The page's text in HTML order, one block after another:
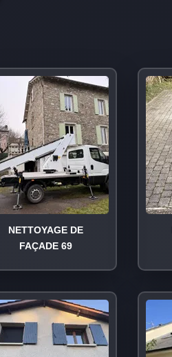
NETTOYAGE DE
FAÇADE 69